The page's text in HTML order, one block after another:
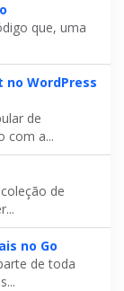
que, uma
no WordPress
de
com a...
de
no Go
de toda